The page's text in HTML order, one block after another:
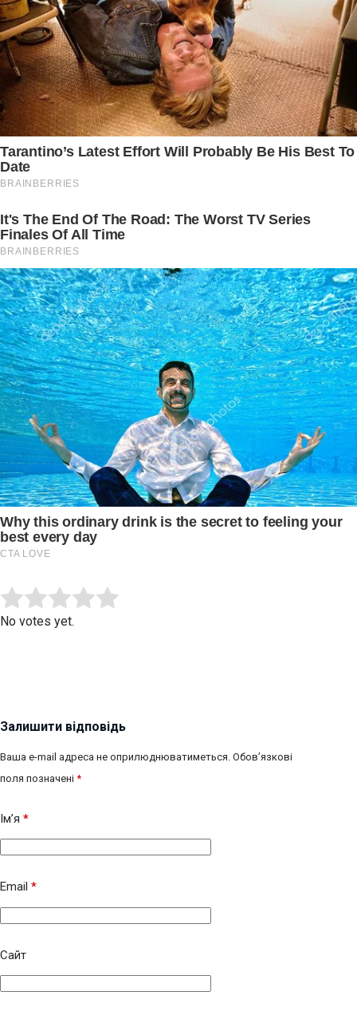
Rate this item:
No votes yet.
Залишити відповідь
Ваша e-mail адреса не оприлюднюватиметься. Обов’язкові
поля позначені *
Ім’я *
Email *
Сайт